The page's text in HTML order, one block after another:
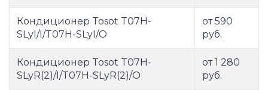
Кондиционер Tosot T07H-
SLyI/I/T07H-SLyI/O
от 590
руб.
Кондиционер Tosot T07H-
SLyR(2)/I/T07H-SLyR(2)/O
от 1 280
руб.